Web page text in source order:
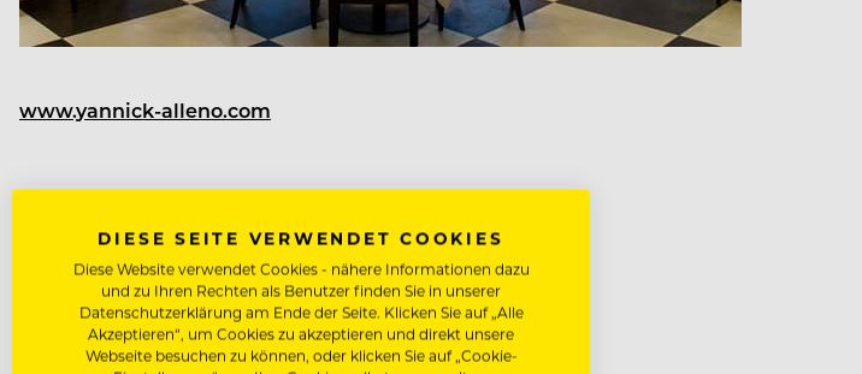
www.yannick-alleno.com
NÄCHSTER ARTIKEL
VORHERIGER ARTIKEL
DIESE SEITE VERWENDET COOKIES
Diese Website verwendet Cookies - nähere Informationen dazu
und zu Ihren Rechten als Benutzer finden Sie in unserer
Datenschutzerklärung am Ende der Seite. Klicken Sie auf „Alle
Akzeptieren“, um Cookies zu akzeptieren und direkt unsere
Webseite besuchen zu können, oder klicken Sie auf „Cookie-